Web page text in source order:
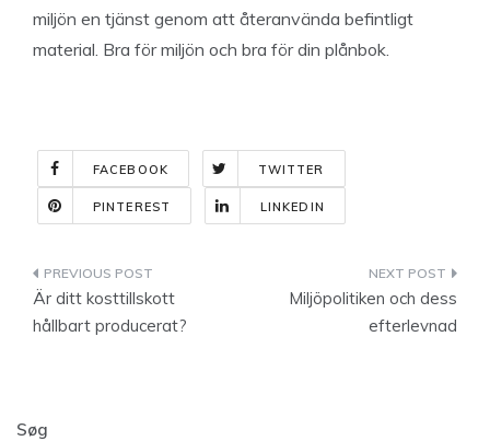
miljön en tjänst genom att återanvända befintligt
material. Bra för miljön och bra för din plånbok.
FACEBOOK TWITTER
PINTEREST LINKEDIN
Indlægsnavigation
Är ditt kosttillskott
hållbart producerat?
Miljöpolitiken och dess
efterlevnad
Søg